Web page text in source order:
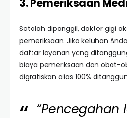
3. Pemeriksaan
Setelah dipanggil, dokter gigi
pemeriksaan. Jika keluhan
daftar layanan yang
biaya pemeriksaan dan obat-
digratiskan alias 100%
“Pencegahan